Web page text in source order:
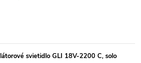
svietidlo GLI 18V-2200 C, solo